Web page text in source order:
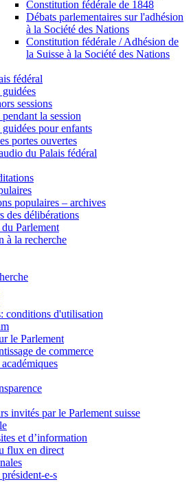
Constitution fédérale de 1848
Débats parlementaires sur l'adhésion
à la Société des Nations
Constitution fédérale / Adhésion de
la Suisse à la Société des Nations
fédéral
sessions
la session
pour enfants
portes ouvertes
du Palais fédéral
populaires – archives
des délibérations
Parlement
à la recherche
conditions d'utilisation
le Parlement
de commerce
académiques
invités par le Parlement suisse
et d’information
flux en direct
e-s